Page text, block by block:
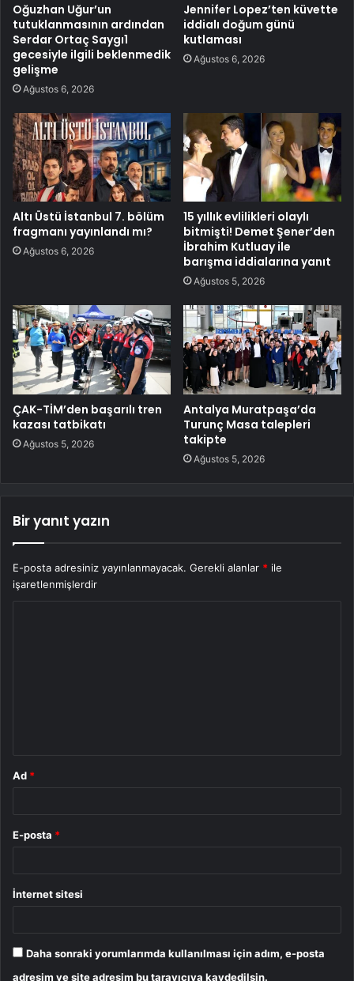
Oğuzhan Uğur’un
tutuklanmasının ardından
Serdar Ortaç Saygı1
gecesiyle ilgili beklenmedik
gelişme
Ağustos 6, 2026
Jennifer Lopez’ten küvette
iddialı doğum günü
kutlaması
Ağustos 6, 2026
Altı Üstü İstanbul 7. bölüm
fragmanı yayınlandı mı?
Ağustos 6, 2026
15 yıllık evlilikleri olaylı
bitmişti! Demet Şener’den
İbrahim Kutluay ile
barışma iddialarına yanıt
Ağustos 5, 2026
ÇAK-TİM’den başarılı tren
kazası tatbikatı
Ağustos 5, 2026
Antalya Muratpaşa’da
Turunç Masa talepleri
takipte
Ağustos 5, 2026
Bir yanıt yazın
E-posta adresiniz yayınlanmayacak. Gerekli alanlar * ile
işaretlenmişlerdir
Ad *
E-posta *
İnternet sitesi
Daha sonraki yorumlarımda kullanılması için adım, e-posta
adresim ve site adresim bu tarayıcıya kaydedilsin.